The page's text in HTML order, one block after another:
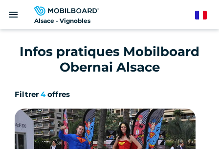
Alsace - Vignobles
menu
Infos pratiques Mobilboard
Obernai Alsace
Filtrer4offres